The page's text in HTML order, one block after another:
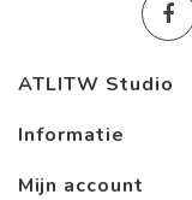
ATLITW Studio
Informatie
Mijn account